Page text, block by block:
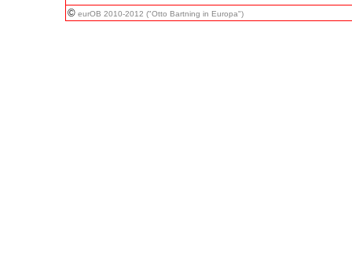
© eurOB 2010-2012 ("Otto Bartning in Europa")